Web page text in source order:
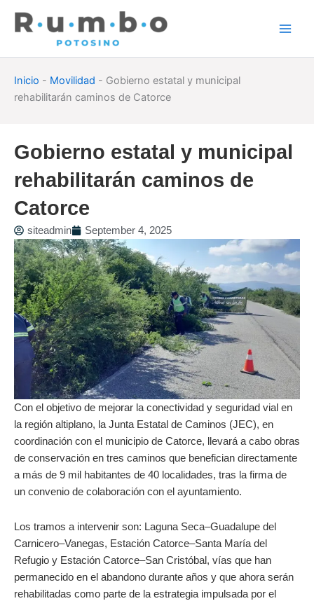
Inicio - Movilidad - Gobierno estatal y municipal
rehabilitarán caminos de Catorce
Gobierno estatal y municipal
rehabilitarán caminos de
Catorce
siteadmin September 4, 2025
Con el objetivo de mejorar la conectividad y seguridad vial en
la región altiplano, la Junta Estatal de Caminos (JEC), en
coordinación con el municipio de Catorce, llevará a cabo obras
de conservación en tres caminos que benefician directamente
a más de 9 mil habitantes de 40 localidades, tras la firma de
un convenio de colaboración con el ayuntamiento.
Los tramos a intervenir son: Laguna Seca–Guadalupe del
Carnicero–Vanegas, Estación Catorce–Santa María del
Refugio y Estación Catorce–San Cristóbal, vías que han
permanecido en el abandono durante años y que ahora serán
rehabilitadas como parte de la estrategia impulsada por el